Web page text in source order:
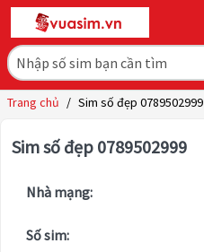
Trang chủ / Sim số đẹp 0789502999
Sim số đẹp 0789502999
Nhà mạng:
Số sim: